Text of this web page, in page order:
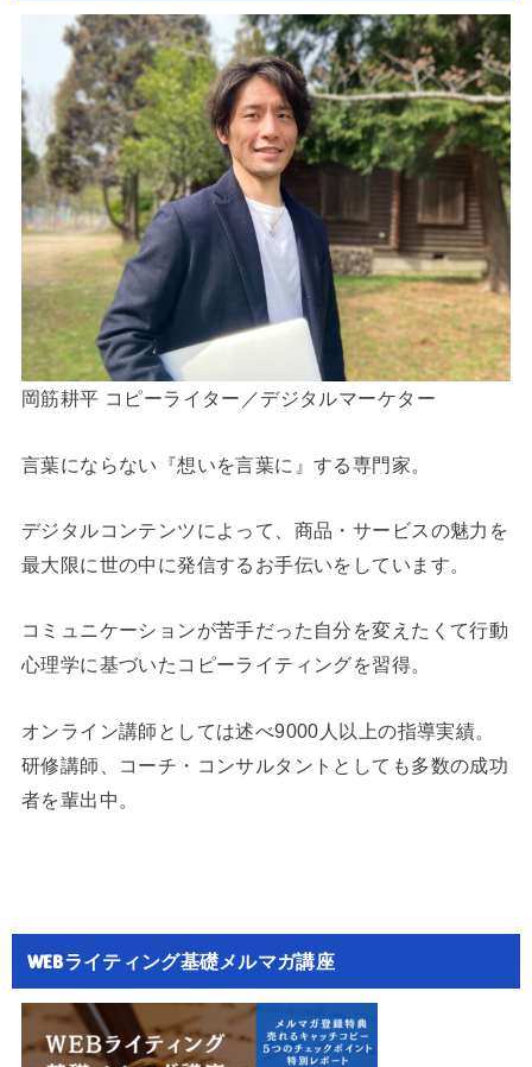
岡筋耕平 コピーライター／デジタルマーケター
言葉にならない『想いを言葉に』する専門家。
デジタルコンテンツによって、商品・サービスの魅力を
最大限に世の中に発信するお手伝いをしています。
コミュニケーションが苦手だった自分を変えたくて行動
心理学に基づいたコピーライティングを習得。
オンライン講師としては述べ9000人以上の指導実績。
研修講師、コーチ・コンサルタントとしても多数の成功
者を輩出中。
WEBライティング基礎メルマガ講座